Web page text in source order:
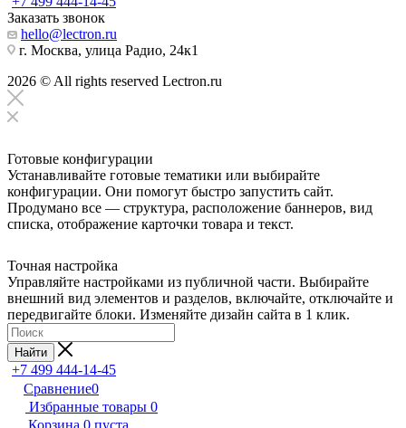
Заказать звонок
hello@lectron.ru
г. Москва, улица Радио, 24к1
2026 © All rights reserved Lectron.ru
Готовые конфигурации
Устанавливайте готовые тематики или выбирайте
конфигурации. Они помогут быстро запустить сайт.
Продумано все — структура, расположение баннеров, вид
списка, отображение карточки товара и текст.
Точная настройка
Управляйте настройками из публичной части. Выбирайте
внешний вид элементов и разделов, включайте, отключайте и
передвигайте блоки. Изменяйте дизайн сайта в 1 клик.
Найти
+7 499 444-14-45
Сравнение0
Избранные товары 0
Корзина 0 пуста